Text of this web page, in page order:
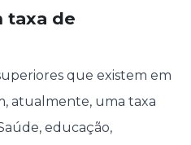
taxa de
que existem em
atualmente, uma taxa
educação,